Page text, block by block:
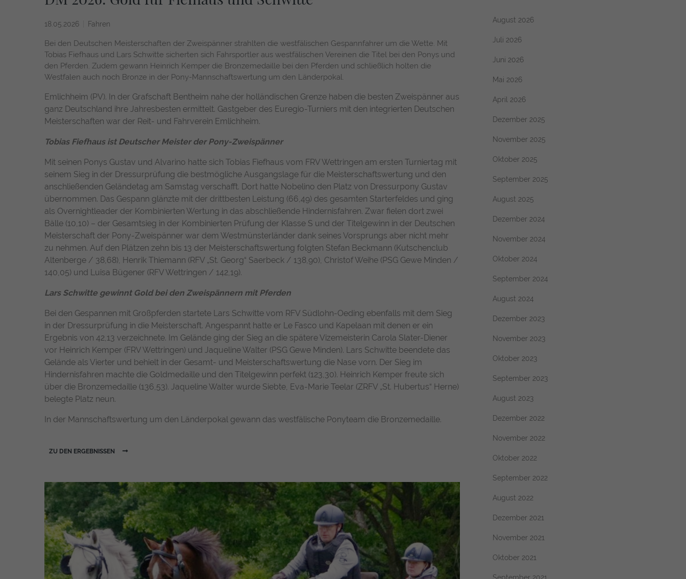
August 2026
Juli 2026
Juni 2026
Mai 2026
April 2026
Dezember 2025
November 2025
Oktober 2025
September 2025
August 2025
Dezember 2024
November 2024
Oktober 2024
September 2024
August 2024
Dezember 2023
November 2023
Oktober 2023
September 2023
August 2023
Dezember 2022
November 2022
Oktober 2022
September 2022
August 2022
Dezember 2021
November 2021
Oktober 2021
18.05.2026 Fahren
Bei den Deutschen Meisterschaften der Zweispänner strahlten die westfälischen Gespannfahrer um die Wette. Mit
Tobias Fiefhaus und Lars Schwitte sicherten sich Fahrsportler aus westfälischen Vereinen die Titel bei den Ponys und
den Pferden. Zudem gewann Heinrich Kemper die Bronzemedaille bei den Pferden und schließlich holten die
Westfalen auch noch Bronze in der Pony-Mannschaftswertung um den Länderpokal.
Emlichheim (PV). In der Grafschaft Bentheim nahe der holländischen Grenze haben die besten Zweispänner aus
ganz Deutschland ihre Jahresbesten ermittelt. Gastgeber des Euregio-Turniers mit den integrierten Deutschen
Meisterschaften war der Reit- und Fahrverein Emlichheim.
Tobias Fiefhaus ist Deutscher Meister der Pony-Zweispänner
Mit seinen Ponys Gustav und Alvarino hatte sich Tobias Fiefhaus vom FRV Wettringen am ersten Turniertag mit
seinem Sieg in der Dressurprüfung die bestmögliche Ausgangslage für die Meisterschaftswertung und den
anschließenden Geländetag am Samstag verschafft. Dort hatte Nobelino den Platz von Dressurpony Gustav
übernommen. Das Gespann glänzte mit der drittbesten Leistung (66,49) des gesamten Starterfeldes und ging
als Overnightleader der Kombinierten Wertung in das abschließende Hindernisfahren. Zwar fielen dort zwei
Bälle (10,10) – der Gesamtsieg in der Kombinierten Prüfung der Klasse S und der Titelgewinn in der Deutschen
Meisterschaft der Pony-Zweispänner war dem Westmünsterländer dank seines Vorsprungs aber nicht mehr
zu nehmen. Auf den Plätzen zehn bis 13 der Meisterschaftswertung folgten Stefan Beckmann (Kutschenclub
Altenberge / 38,68), Henrik Thiemann (RFV „St. Georg“ Saerbeck / 138,90), Christof Weihe (PSG Gewe Minden /
140,05) und Luisa Bügener (RFV Wettringen / 142,19).
Lars Schwitte gewinnt Gold bei den Zweispännern mit Pferden
Bei den Gespannen mit Großpferden startete Lars Schwitte vom RFV Südlohn-Oeding ebenfalls mit dem Sieg
in der Dressurprüfung in die Meisterschaft. Angespannt hatte er Le Fasco und Kapelaan mit denen er ein
Ergebnis von 42,13 verzeichnete. Im Gelände ging der Sieg an die spätere Vizemeisterin Carola Slater-Diener
vor Heinrich Kemper (FRV Wettringen) und Jaqueline Walter (PSG Gewe Minden). Lars Schwitte beendete das
Gelände als Vierter und behielt in der Gesamt- und Meisterschaftswertung die Nase vorn. Der Sieg im
Hindernisfahren machte die Goldmedaille und den Titelgewinn perfekt (123,30). Heinrich Kemper freute sich
über die Bronzemedaille (136,53). Jaqueline Walter wurde Siebte, Eva-Marie Teelar (ZRFV „St. Hubertus“ Herne)
belegte Platz neun.
In der Mannschaftswertung um den Länderpokal gewann das westfälische Ponyteam die Bronzemedaille.
ZU DEN ERGEBNISSEN
Anbieter TYPO3
Laufzeit 1 Woche
Zweck
von TYPO3. Es speichert im Falle eines
Benutzer-Logins die Session-ID. So kann der
Name cookie_optin
Anbieter TYPO3
Laufzeit 1 Jahr
Zweck
Enthält die gewählten Tracking-Optin-
Einstellungen.
Statistiken
Diese Gruppe beinhaltet alle Skripte für analytisches Tracking und
zugehörige Cookies. Es hilft uns die Nutzererfahrung der Website
Name _pk_id.1.f700
Zweck
Erfasst anonyme Statistiken über Besuche des
Benutzers auf der Website, wie z. B. die Anzahl
der Besuche, durchschnittliche Verweildauer
auf der Website und welche Seiten gelesen
wurden.
Name _pk_ses, _pk_cvar, _pk_hsr
Anbieter
Laufzeit
Zweck
Wird von Matomo Analytics Platform genutzt,
um Seitenabrufe des Besuchers während der
Sitzung nachzuverfolgen.
Cookie-Informationen anzeigen
Der Chat Bot bietet Ihnen eine einfache und intuitive Möglichkeit,
Unterstützung zu erhalten, Informationen abzurufen oder Fragen
direkt auf der Webseite zu klären. Er ist rund um die Uhr verfügbar
und sorgt dafür, dass Sie schnell und zuverlässig die Antworten
bekommen, die Sie suchen. Ihre Interaktionen werden anonymisiert,
um Ihre Privatsphäre zu schützen und gleichzeitig den Service zu
verbessern.
Name chatbase_anon_id
Chatbase (https://www.chatbase.co)
Laufzeit
Zweck
Chatbots, indem er anonymisierte Daten
erfasst, um Ihre Erfahrung zu verbessern und
den Service für alle Nutzer optimal zu
gestalten.
Cookie-Informationen anzeigen
Externe Inhalte
Bestimmte Funktionen dienen dazu, Inhalte oder Angebote (z.B.
Maps) veröffentlicht sind, auch auf unserer Webseite anzuzeigen
Name YouTube
Anbieter
Google Ireland Limited, Gordon House, Barrow
Street, Dublin 4, Ireland
Laufzeit
entsperren.
https://policies.google.com/privacy
Cookie-Informationen anzeigen